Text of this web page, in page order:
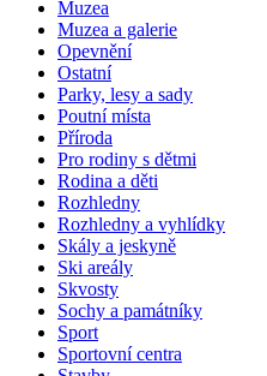
Muzea
Muzea a galerie
Opevnění
Ostatní
Parky, lesy a sady
Poutní místa
Příroda
Pro rodiny s dětmi
Rodina a děti
Rozhledny
Rozhledny a vyhlídky
Skály a jeskyně
Ski areály
Skvosty
Sochy a památníky
Sport
Sportovní centra